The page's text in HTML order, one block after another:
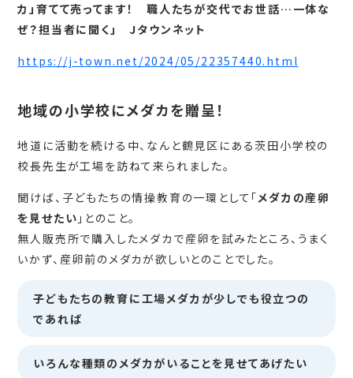
カ」育てて売ってます！ 職人たちが交代でお世話…一体な
ぜ？担当者に聞く」 Jタウンネット
https://j-town.net/2024/05/22357440.html
地域の小学校にメダカを贈呈！
地道に活動を続ける中、なんと鶴見区にある茨田小学校の
校長先生が工場を訪ねて来られました。
聞けば、子どもたちの情操教育の一環として「メダカの産卵
を見せたい 」とのこと。
無人販売所で購入したメダカで産卵を試みたところ、うまく
いかず、産卵前のメダカが欲しいとのことでした。
子どもたちの教育に工場メダカが少しでも役立つの
であれば
いろんな種類のメダカがいることを見せてあげたい